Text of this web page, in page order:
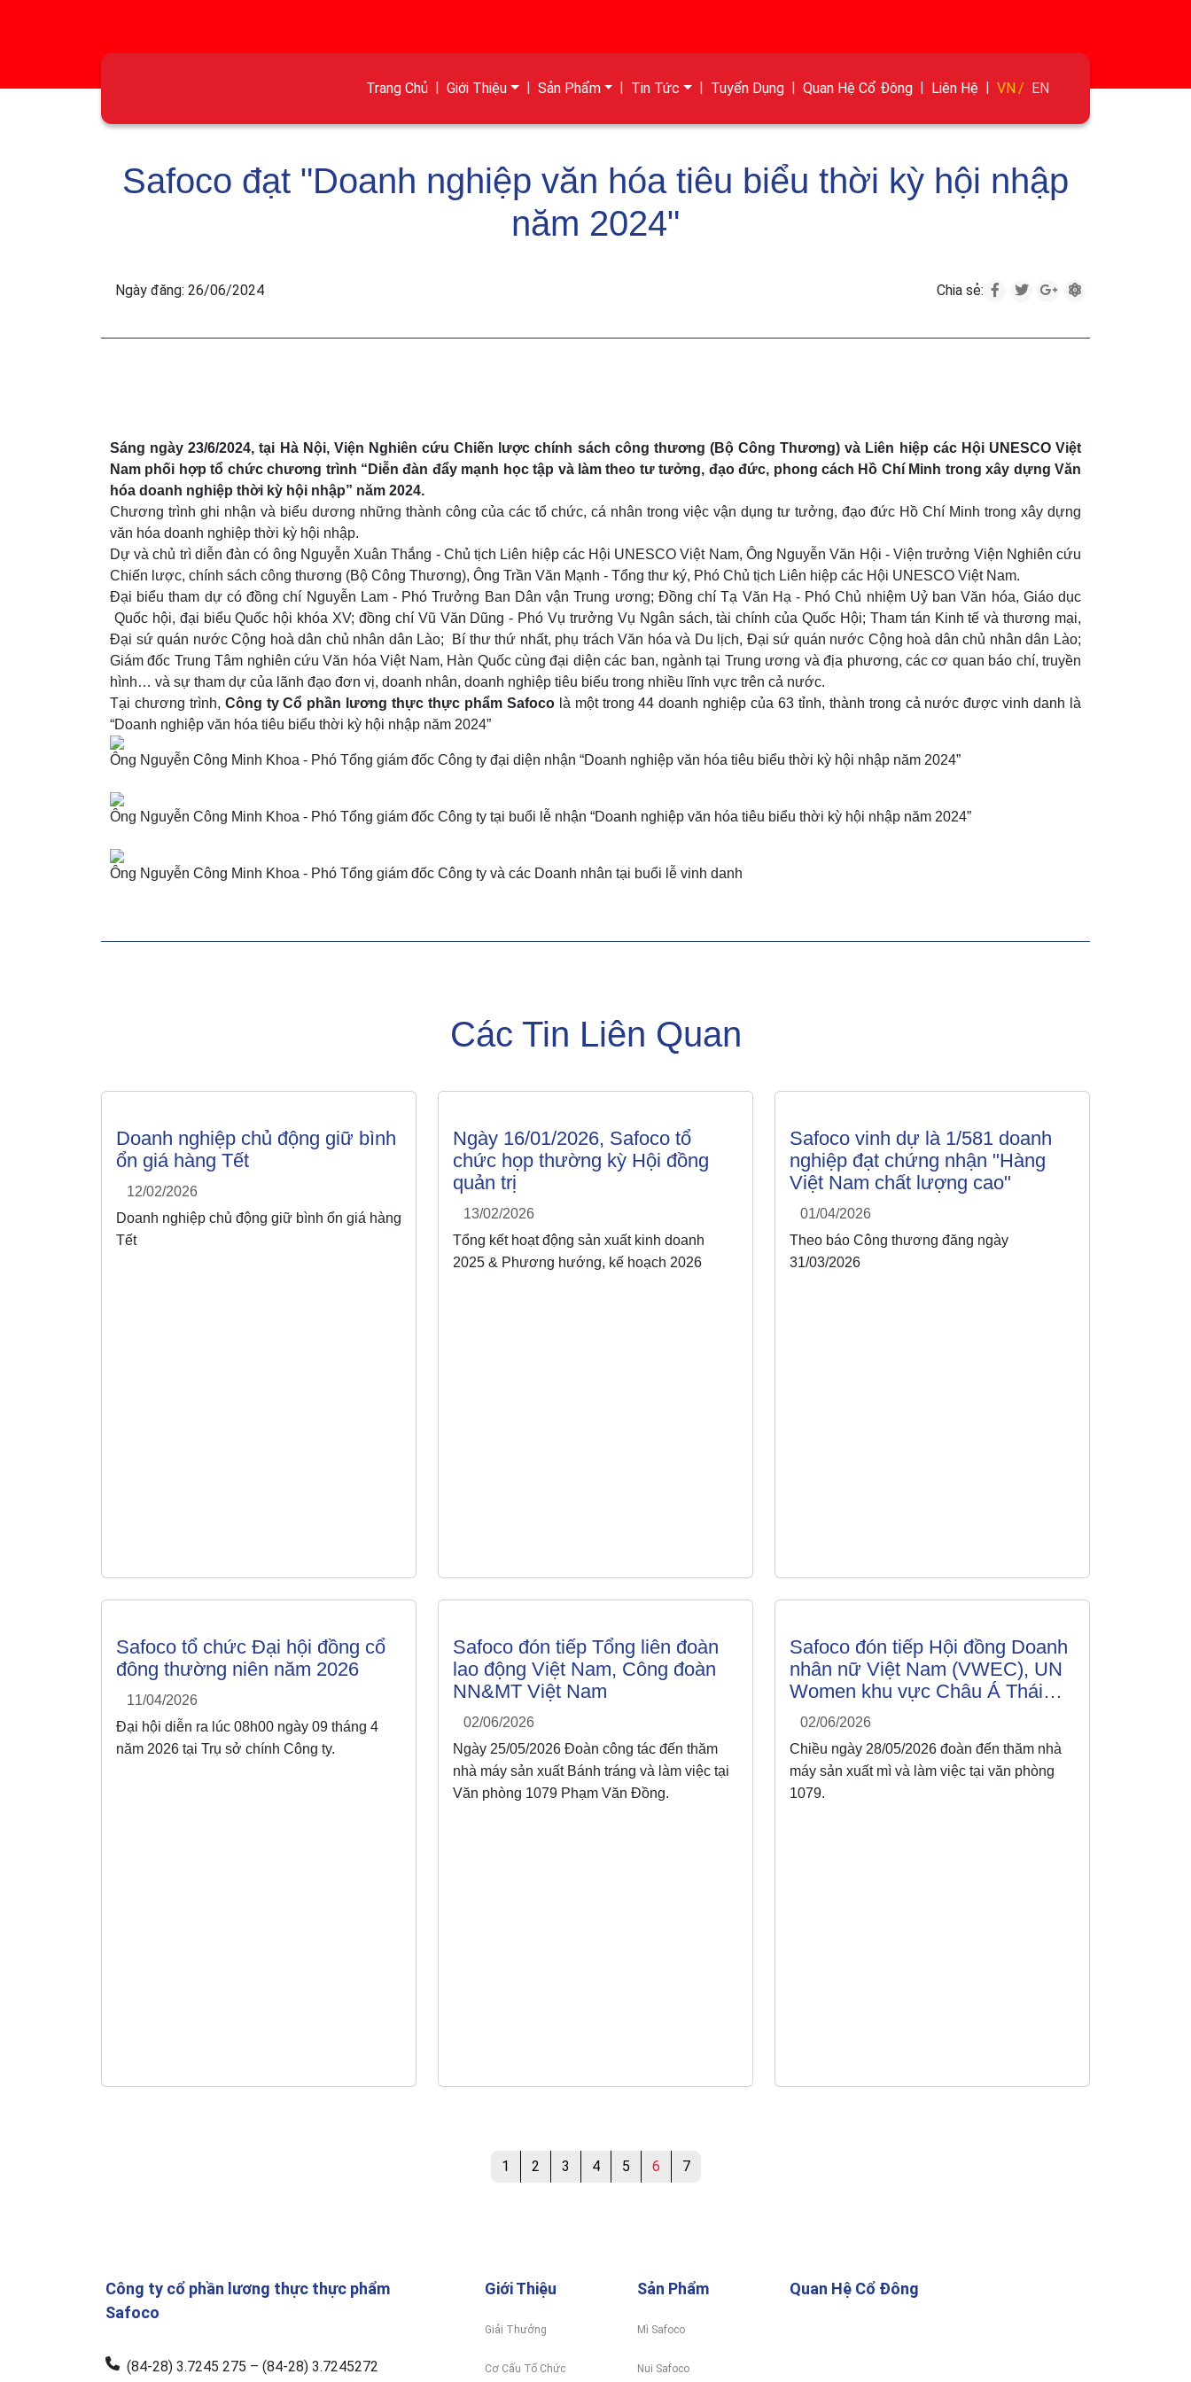
Trang Chủ Giới Thiệu Sản Phẩm Tin Tức Tuyển Dụng Quan Hệ Cổ Đông Liên Hệ VN EN
Safoco đạt "Doanh nghiệp văn hóa tiêu biểu thời kỳ hội nhập
năm 2024"
Ngày đăng: 26/06/2024 Chia sẻ:
Sáng ngày 23/6/2024, tại Hà Nội, Viện Nghiên cứu Chiến lược chính sách công thương (Bộ Công Thương) và Liên hiệp các Hội UNESCO Việt
Nam phối hợp tổ chức chương trình “Diễn đàn đẩy mạnh học tập và làm theo tư tưởng, đạo đức, phong cách Hồ Chí Minh trong xây dựng Văn
hóa doanh nghiệp thời kỳ hội nhập” năm 2024.
Chương trình ghi nhận và biểu dương những thành công của các tổ chức, cá nhân trong việc vận dụng tư tưởng, đạo đức Hồ Chí Minh trong xây dựng
văn hóa doanh nghiệp thời kỳ hội nhập.
Dự và chủ trì diễn đàn có ông Nguyễn Xuân Thắng - Chủ tịch Liên hiệp các Hội UNESCO Việt Nam, Ông Nguyễn Văn Hội - Viện trưởng Viện Nghiên cứu
Chiến lược, chính sách công thương (Bộ Công Thương), Ông Trần Văn Mạnh - Tổng thư ký, Phó Chủ tịch Liên hiệp các Hội UNESCO Việt Nam.
Đại biểu tham dự có đồng chí Nguyễn Lam - Phó Trưởng Ban Dân vận Trung ương; Đồng chí Tạ Văn Hạ - Phó Chủ nhiệm Uỷ ban Văn hóa, Giáo dục
Quốc hội, đại biểu Quốc hội khóa XV; đồng chí Vũ Văn Dũng - Phó Vụ trưởng Vụ Ngân sách, tài chính của Quốc Hội; Tham tán Kinh tế và thương mại,
Đại sứ quán nước Cộng hoà dân chủ nhân dân Lào; Bí thư thứ nhất, phụ trách Văn hóa và Du lịch, Đại sứ quán nước Cộng hoà dân chủ nhân dân Lào;
Giám đốc Trung Tâm nghiên cứu Văn hóa Việt Nam, Hàn Quốc cùng đại diện các ban, ngành tại Trung ương và địa phương, các cơ quan báo chí, truyền
hình… và sự tham dự của lãnh đạo đơn vị, doanh nhân, doanh nghiệp tiêu biểu trong nhiều lĩnh vực trên cả nước.
Tại chương trình, Công ty Cổ phần lương thực thực phẩm Safocolà một trong 44 doanh nghiệp của 63 tỉnh, thành trong cả nước được vinh danh là
“Doanh nghiệp văn hóa tiêu biểu thời kỳ hội nhập năm 2024”
Ông Nguyễn Công Minh Khoa - Phó Tổng giám đốc Công ty đại diện nhận “Doanh nghiệp văn hóa tiêu biểu thời kỳ hội nhập năm 2024”
Ông Nguyễn Công Minh Khoa - Phó Tổng giám đốc Công ty tại buổi lễ nhận “Doanh nghiệp văn hóa tiêu biểu thời kỳ hội nhập năm 2024”
Ông Nguyễn Công Minh Khoa - Phó Tổng giám đốc Công ty và các Doanh nhân tại buổi lễ vinh danh
Các Tin Liên Quan
Doanh nghiệp chủ động giữ bình
ổn giá hàng Tết
12/02/2026
Doanh nghiệp chủ động giữ bình ổn giá hàng
Tết
Ngày 16/01/2026, Safoco tổ
chức họp thường kỳ Hội đồng
quản trị
13/02/2026
Tổng kết hoạt động sản xuất kinh doanh
2025 & Phương hướng, kế hoạch 2026
Safoco vinh dự là 1/581 doanh
nghiệp đạt chứng nhận "Hàng
Việt Nam chất lượng cao"
01/04/2026
Theo báo Công thương đăng ngày
31/03/2026
Safoco tổ chức Đại hội đồng cổ
đông thường niên năm 2026
11/04/2026
Đại hội diễn ra lúc 08h00 ngày 09 tháng 4
năm 2026 tại Trụ sở chính Công ty.
Safoco đón tiếp Tổng liên đoàn
lao động Việt Nam, Công đoàn
NN&MT Việt Nam
02/06/2026
Ngày 25/05/2026 Đoàn công tác đến thăm
nhà máy sản xuất Bánh tráng và làm việc tại
Văn phòng 1079 Phạm Văn Đồng.
Safoco đón tiếp Hội đồng Doanh
nhân nữ Việt Nam (VWEC), UN
Women khu vực Châu Á Thái
Bình Dương, UN Women Việt
02/06/2026
Chiều ngày 28/05/2026 đoàn đến thăm nhà
máy sản xuất mì và làm việc tại văn phòng
1079.
1 2 3 4 5 6 7
Công ty cổ phần lương thực thực phẩm
Safoco
(84-28) 3.7245 275 – (84-28) 3.7245272
Giới Thiệu
Giải Thưởng
Cơ Cấu Tổ Chức
Sản Phẩm
Mì Safoco
Nui Safoco
Quan Hệ Cổ Đông